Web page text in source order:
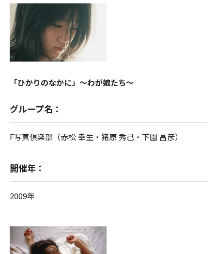
「ひかりのなかに」～わが娘たち～
グループ名：
F写真倶楽部（赤松 幸生・猪原 秀己・下園 昌彦）
開催年：
2009年